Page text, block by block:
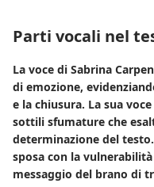
Parti vocali nel
La voce di Sabrina
di emozione,
e la chiusura. La sua
sottili sfumature che
determinazione del
sposa con la
messaggio del brano di